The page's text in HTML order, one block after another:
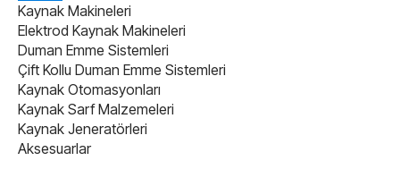
Kaynak Makineleri
Elektrod Kaynak Makineleri
Duman Emme Sistemleri
Çift Kollu Duman Emme Sistemleri
Kaynak Otomasyonları
Kaynak Sarf Malzemeleri
Kaynak Jeneratörleri
Aksesuarlar